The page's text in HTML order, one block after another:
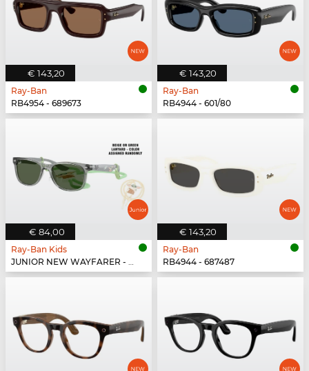
€ 143,20
Ray-Ban
RB4954 - 689673
€ 143,20
Ray-Ban
RB4944 - 601/80
€ 84,00
Ray-Ban Kids
JUNIOR NEW WAYFARER - 722871
€ 143,20
Ray-Ban
RB4944 - 687487